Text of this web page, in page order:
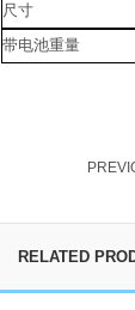
尺寸
带电池重量
RELATED